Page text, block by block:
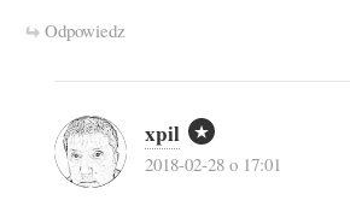
Odpowiedz
xpil
2018-02-28 o 17:01